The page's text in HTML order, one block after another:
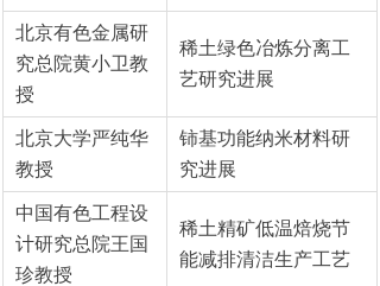
北京有色金属研
究总院黄小卫教
授
稀土绿色冶炼分离工
艺研究进展
北京大学严纯华
教授
铈基功能纳米材料研
究进展
中国有色工程设
计研究总院王国
珍教授
稀土精矿低温焙烧节
能减排清洁生产工艺